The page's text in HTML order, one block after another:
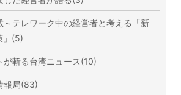
～テレワーク中の経営者と考える「新
」(5)
が斬る台湾ニュース(10)
報局(83)